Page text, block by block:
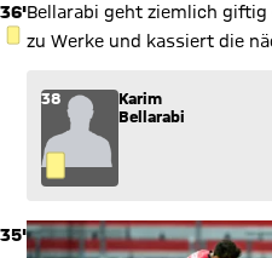
gespeichert und Sie
Einwilligungslösung
36'
GELBE KARTE
Bellarabi geht ziemlich giftig
zu Werke und kassiert die
38
Karim
Bellarabi
35'